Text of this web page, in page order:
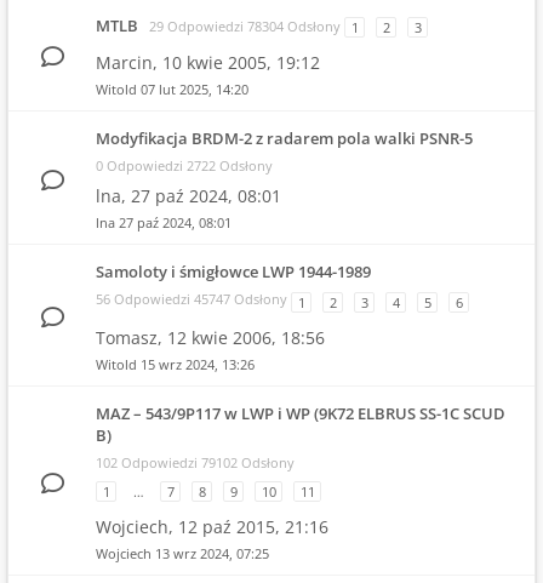
MTLB 29 Odpowiedzi 78304 Odsłony 1 2 3
Marcin, 10 kwie 2005, 19:12
Witold 07 lut 2025, 14:20
Modyfikacja BRDM-2 z radarem pola walki PSNR-5
0 Odpowiedzi 2722 Odsłony
lna, 27 paź 2024, 08:01
lna 27 paź 2024, 08:01
Samoloty i śmigłowce LWP 1944-1989
56 Odpowiedzi 45747 Odsłony 1 2 3 4 5 6
Tomasz, 12 kwie 2006, 18:56
Witold 15 wrz 2024, 13:26
MAZ – 543/9P117 w LWP i WP (9K72 ELBRUS SS-1C SCUD
B)
102 Odpowiedzi 79102 Odsłony
1
… 7 8 9 10 11
Wojciech, 12 paź 2015, 21:16
Wojciech 13 wrz 2024, 07:25